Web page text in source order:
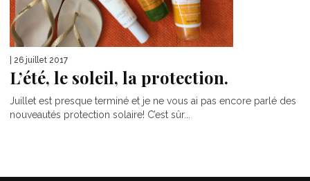
| 26 juillet 2017
L’été, le soleil, la protection.
Juillet est presque terminé et je ne vous ai pas encore parlé des
nouveautés protection solaire! C’est sûr...